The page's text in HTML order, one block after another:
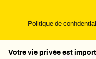
Politique de
Votre vie privée est